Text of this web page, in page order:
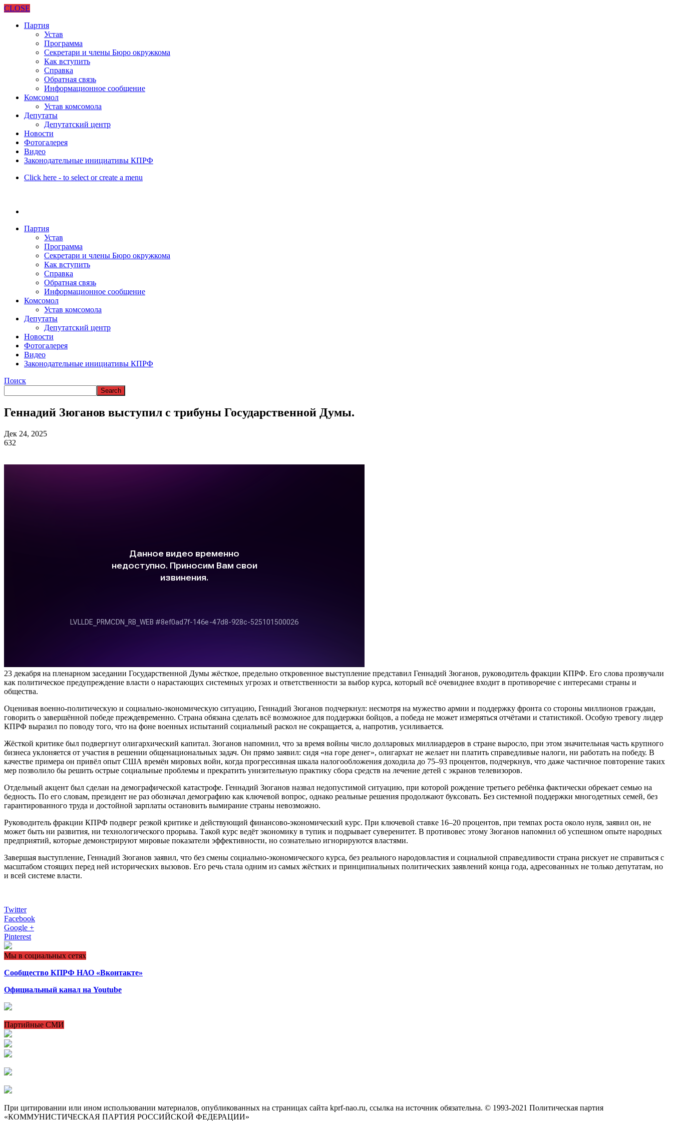
CLOSE
Партия
Устав
Программа
Секретари и члены Бюро окружкома
Как вступить
Справка
Обратная связь
Информационное сообщение
Комсомол
Устав комсомола
Депутаты
Депутатский центр
Новости
Фотогалерея
Видео
Законодательные инициативы КПРФ
Click here - to select or create a menu
Партия
Устав
Программа
Секретари и члены Бюро окружкома
Как вступить
Справка
Обратная связь
Информационное сообщение
Комсомол
Устав комсомола
Депутаты
Депутатский центр
Новости
Фотогалерея
Видео
Законодательные инициативы КПРФ
Поиск
Геннадий Зюганов выступил с трибуны Государственной Думы.
Дек 24, 2025
632
23 декабря на пленарном заседании Государственной Думы жёсткое, предельно откровенное выступление представил Геннадий Зюганов, руководитель фракции КПРФ. Его слова прозвучали
как политическое предупреждение власти о нарастающих системных угрозах и ответственности за выбор курса, который всё очевиднее входит в противоречие с интересами страны и
общества.
Оценивая военно-политическую и социально-экономическую ситуацию, Геннадий Зюганов подчеркнул: несмотря на мужество армии и поддержку фронта со стороны миллионов граждан,
говорить о завершённой победе преждевременно. Страна обязана сделать всё возможное для поддержки бойцов, а победа не может измеряться отчётами и статистикой. Особую тревогу лидер
КПРФ выразил по поводу того, что на фоне военных испытаний социальный раскол не сокращается, а, напротив, усиливается.
Жёсткой критике был подвергнут олигархический капитал. Зюганов напомнил, что за время войны число долларовых миллиардеров в стране выросло, при этом значительная часть крупного
бизнеса уклоняется от участия в решении общенациональных задач. Он прямо заявил: сидя «на горе денег», олигархат не желает ни платить справедливые налоги, ни работать на победу. В
качестве примера он привёл опыт США времён мировых войн, когда прогрессивная шкала налогообложения доходила до 75–93 процентов, подчеркнув, что даже частичное повторение таких
мер позволило бы решить острые социальные проблемы и прекратить унизительную практику сбора средств на лечение детей с экранов телевизоров.
Отдельный акцент был сделан на демографической катастрофе. Геннадий Зюганов назвал недопустимой ситуацию, при которой рождение третьего ребёнка фактически обрекает семью на
бедность. По его словам, президент не раз обозначал демографию как ключевой вопрос, однако реальные решения продолжают буксовать. Без системной поддержки многодетных семей, без
гарантированного труда и достойной зарплаты остановить вымирание страны невозможно.
Руководитель фракции КПРФ подверг резкой критике и действующий финансово-экономический курс. При ключевой ставке 16–20 процентов, при темпах роста около нуля, заявил он, не
может быть ни развития, ни технологического прорыва. Такой курс ведёт экономику в тупик и подрывает суверенитет. В противовес этому Зюганов напомнил об успешном опыте народных
предприятий, которые демонстрируют мировые показатели эффективности, но сознательно игнорируются властями.
Завершая выступление, Геннадий Зюганов заявил, что без смены социально-экономического курса, без реального народовластия и социальной справедливости страна рискует не справиться с
масштабом стоящих перед ней исторических вызовов. Его речь стала одним из самых жёстких и принципиальных политических заявлений конца года, адресованных не только депутатам, но
и всей системе власти.
Twitter
Facebook
Google +
Pinterest
Мы в социальных сетях
Сообщество КПРФ НАО «Вконтакте»
Официальный канал на Youtube
Партийные СМИ
При цитировании или ином использовании материалов, опубликованных на страницах сайта kprf-nao.ru, ссылка на источник обязательна. © 1993-2021 Политическая партия
«КОММУНИСТИЧЕСКАЯ ПАРТИЯ РОССИЙСКОЙ ФЕДЕРАЦИИ»